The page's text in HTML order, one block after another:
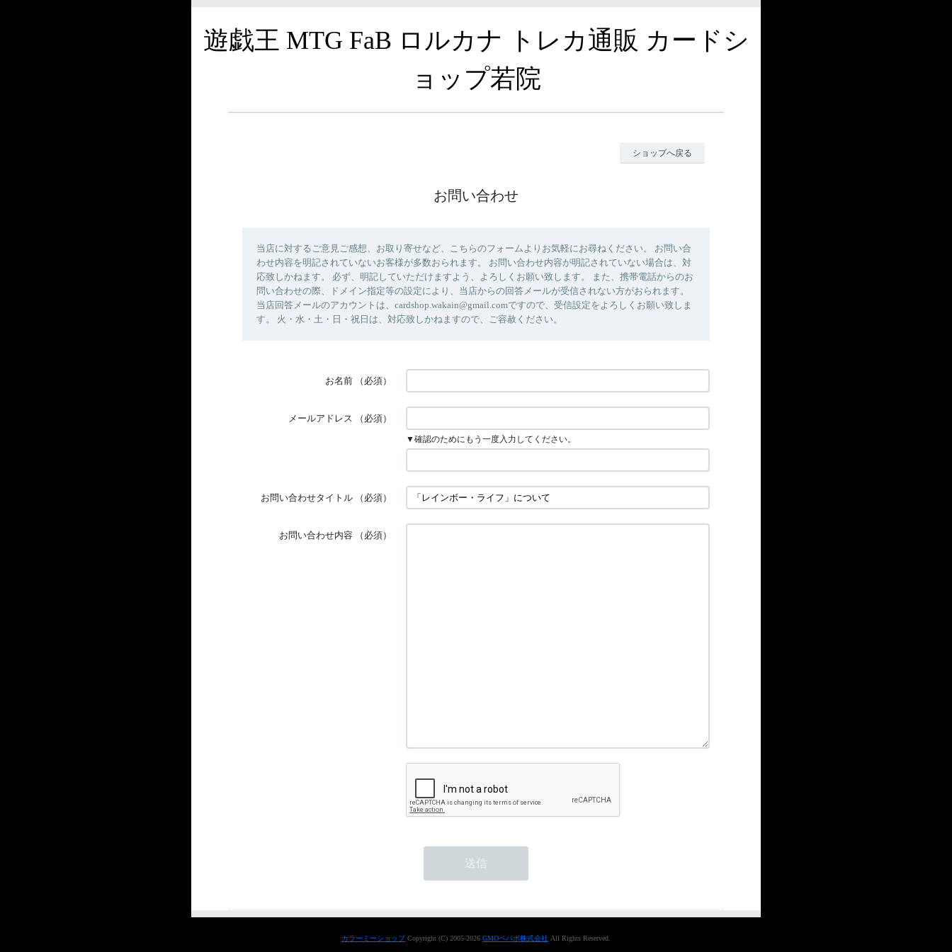
遊戯王 MTG FaB ロルカナ トレカ通販 カードシ
ョップ若院
ショップへ戻る
お問い合わせ
当店に対するご意見ご感想、お取り寄せなど、こちらのフォームよりお気軽にお尋ねください。 お問い合
わせ内容を明記されていないお客様が多数おられます。 お問い合わせ内容が明記されていない場合は、対
応致しかねます。 必ず、明記していただけますよう、よろしくお願い致します。 また、携帯電話からのお
問い合わせの際、ドメイン指定等の設定により、当店からの回答メールが受信されない方がおられます。
当店回答メールのアカウントは、cardshop.wakain@gmail.comですので、受信設定をよろしくお願い致しま
す。 火・水・土・日・祝日は、対応致しかねますので、ご容赦ください。
お名前 （必須）
メールアドレス （必須）
▼確認のためにもう一度入力してください。
お問い合わせタイトル （必須）
お問い合わせ内容 （必須）
カラーミーショップCopyright (C) 2005-2026 GMOペパボ株式会社 All Rights Reserved.